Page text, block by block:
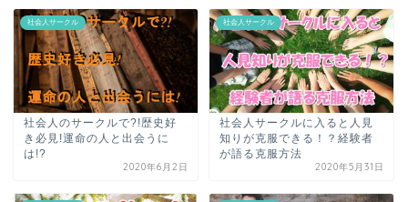
社会人サークル
社会人のサークルで?!歴史好
き必見!運命の人と出会うに
は!?
2020年6月2日
社会人サークル
社会人サークルに入ると人見
知りが克服できる！？経験者
が語る克服方法
2020年5月31日